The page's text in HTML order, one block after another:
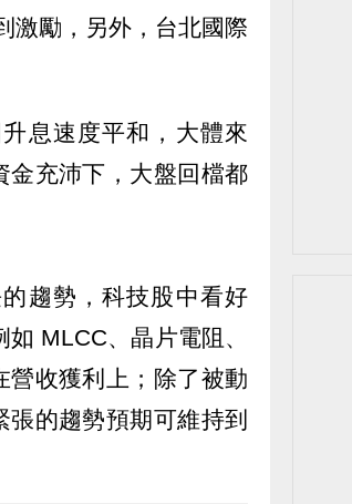
激勵，另外，台北國際
息速度平和，大體來
金充沛下，大盤回檔都
趨勢，科技股中看好
MLCC、晶片電阻、
營收獲利上；除了被動
的趨勢預期可維持到